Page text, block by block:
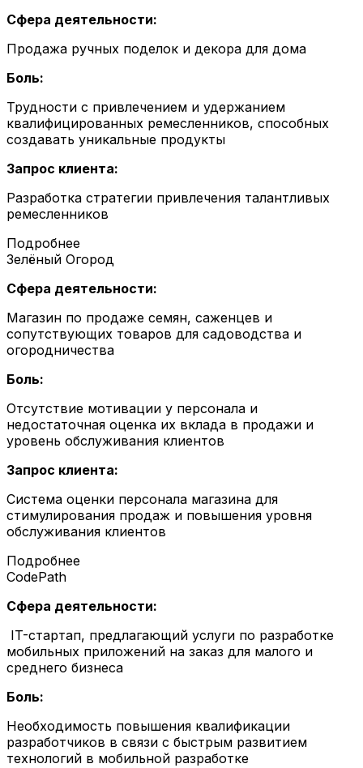
Сфера деятельности:
Продажа ручных поделок и декора для дома
Боль:
Трудности с привлечением и удержанием
квалифицированных ремесленников, способных
создавать уникальные продукты
Запрос клиента:
Разработка стратегии привлечения талантливых
ремесленников
Подробнее
Зелёный Огород
Сфера деятельности:
Магазин по продаже семян, саженцев и
сопутствующих товаров для садоводства и
огородничества
Боль:
Отсутствие мотивации у персонала и
недостаточная оценка их вклада в продажи и
уровень обслуживания клиентов
Запрос клиента:
Система оценки персонала магазина для
стимулирования продаж и повышения уровня
обслуживания клиентов
Подробнее
CodePath
Сфера деятельности:
IT-стартап, предлагающий услуги по разработке
мобильных приложений на заказ для малого и
среднего бизнеса
Боль:
Необходимость повышения квалификации
разработчиков в связи с быстрым развитием
технологий в мобильной разработке